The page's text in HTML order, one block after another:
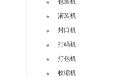
包装机
灌装机
封口机
打码机
打包机
收缩机